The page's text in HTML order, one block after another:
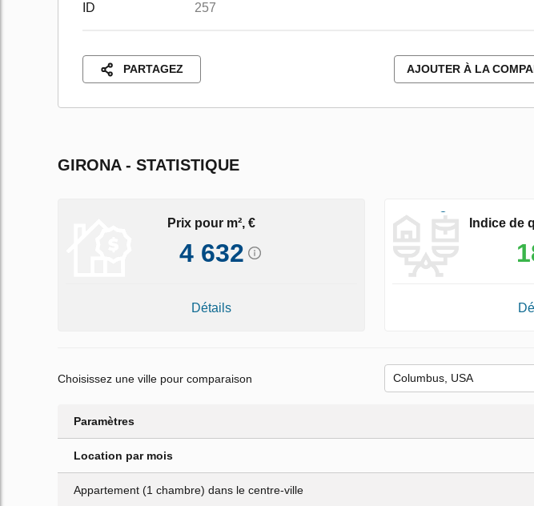
ID 257
PARTAGEZ AJOUTER À LA
GIRONA - STATISTIQUE
Prix pour m², €
4 632
Détails
Indice de
Choisissez une ville pour comparaison
Paramètres
Location par mois
Appartement (1 chambre) dans le centre-ville